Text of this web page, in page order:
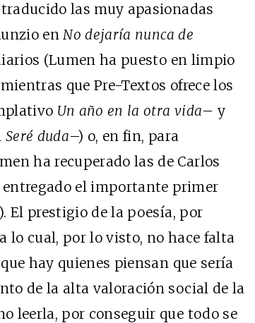
traducido las muy apasionadas
enNo dejaría nunca de
(Lumen ha puesto en limpio
que Pre-Textos ofrece los
Un año en la otra vida– y
Seré duda–) o, en fin, para
ha recuperado las de Carlos
el importante primer
El prestigio de la poesía, por
lo cual, por lo visto, no hace falta
hay quienes piensan que sería
de la alta valoración social de la
leerla, por conseguir que todo se